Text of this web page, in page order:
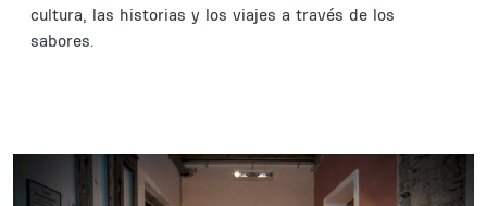
cultura, las historias y los viajes a través de los
sabores.